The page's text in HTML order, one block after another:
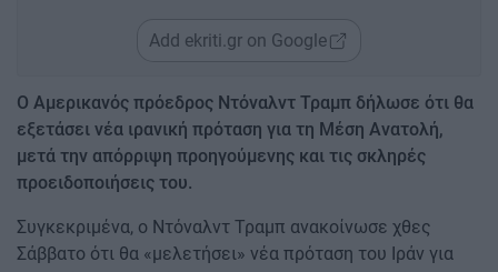
Add ekriti.gr on Google
Ο Αμερικανός πρόεδρος Ντόναλντ Τραμπ δήλωσε ότι θα
εξετάσει νέα ιρανική πρόταση για τη Μέση Ανατολή,
μετά την απόρριψη προηγούμενης και τις σκληρές
προειδοποιήσεις του.
Συγκεκριμένα, ο Ντόναλντ Τραμπ ανακοίνωσε χθες
Σάββατο ότι θα «μελετήσει» νέα πρόταση του Ιράν για